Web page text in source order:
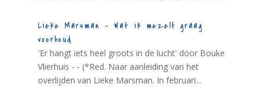
Lieke Marsman – Wat ik mezelf graag
voorhoud
'Er hangt iets heel groots in de lucht' door Bouke
Vlierhuis - - (*Red. Naar aanleiding van het
overlijden van Lieke Marsman. In februari...